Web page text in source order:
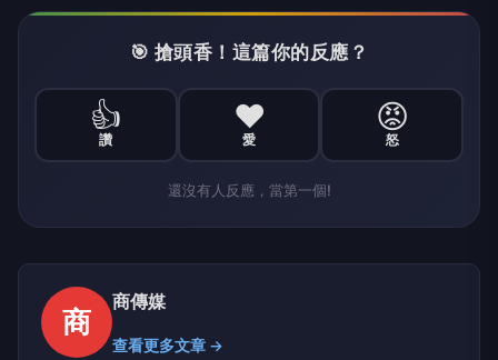
🎯 搶頭香！這篇你的反應？
👍
讚
❤️
愛
😡
怒
還沒有人反應，當第一個!
商
商傳媒
查看更多文章 →